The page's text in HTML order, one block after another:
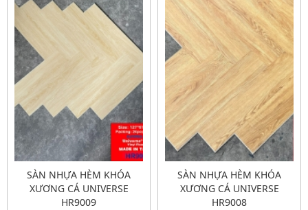
SÀN NHỰA HÈM KHÓA
XƯƠNG CÁ UNIVERSE
HR9009
SÀN NHỰA HÈM KHÓA
XƯƠNG CÁ UNIVERSE
HR9008